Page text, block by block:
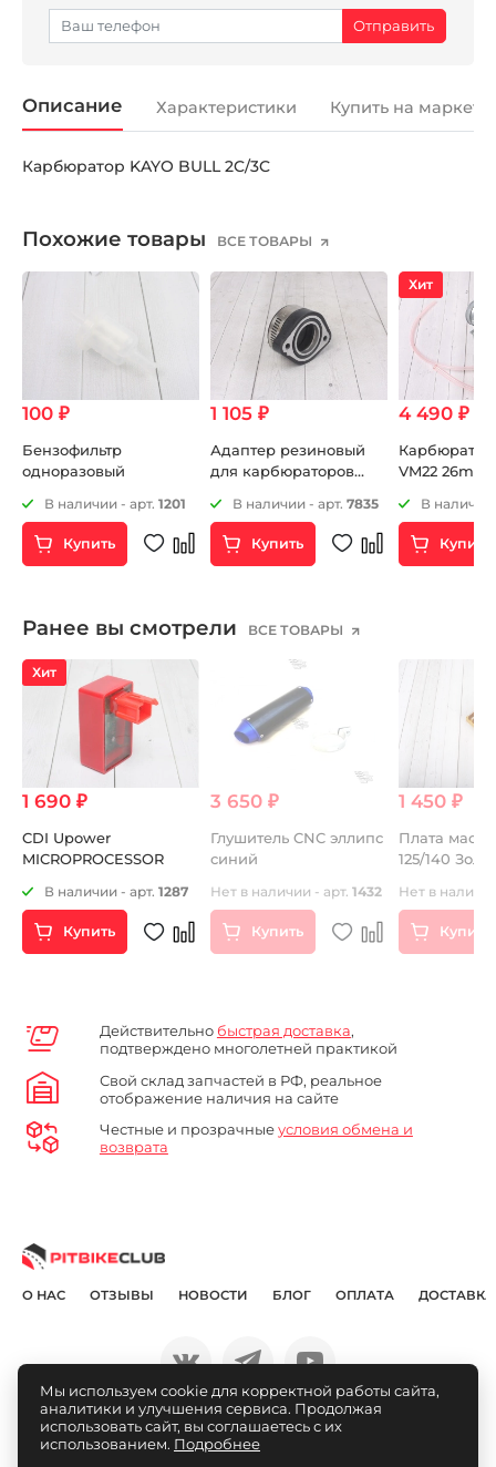
Описание Характеристики Купить на
Карбюратор KAYO BULL 2C/3C
Похожие товары ВСЕ ТОВАРЫ
100 ₽
Бензофильтр
одноразовый
В наличии - арт. 1201
Купить
1 105 ₽
Адаптер резиновый
для карбюраторов
48мм
В наличии - арт. 7835
Купить
Хит
4 490 ₽
VM22 26mm
В наличии
Купить
Ранее вы смотрели ВСЕ ТОВАРЫ
Хит
1 690 ₽
CDI Upower
MICROPROCESSOR
В наличии - арт. 1287
Купить
3 650 ₽
Глушитель CNC эллипс
синий
Нет в наличии - арт. 1432
Купить
1 450 ₽
Плата
125/140
Нет в
Купить
Действительно быстрая доставка,
подтверждено многолетней практикой
Свой склад запчастей в РФ, реальное
отображение наличия на сайте
Честные и прозрачныеусловия обмена и
возврата
О НАС ОТЗЫВЫ НОВОСТИ БЛОГ ОПЛАТА ДОСТАВКА
© Pitbikeclub.ru 2012-2026
Мы используем cookie для корректной работы сайта,
аналитики и улучшения сервиса. Продолжая
использовать сайт, вы соглашаетесь с их
использованием. Подробнее